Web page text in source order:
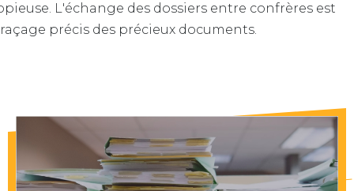
L'échange des dossiers entre confrères est
précis des précieux documents.
Consultation de l'état d'un dossier en dépôt
: est-il toujours là ? A-t-il été déjà repris ?